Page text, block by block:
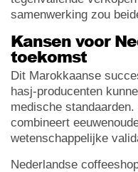
samenwerking zou
Kansen voor
toekomst
Dit Marokkaanse
hasj-producenten
medische standaarden.
combineert
wetenschappelijke
Nederlandse